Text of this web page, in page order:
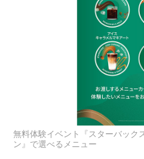
無料体験イベント『スターバック
ン』で選べるメニュー